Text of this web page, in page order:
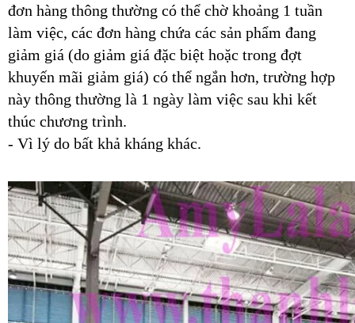
đơn hàng thông thường có thể chờ khoảng 1 tuần
làm việc, các đơn hàng chứa các sản phẩm đang
giảm giá (do giảm giá đặc biệt hoặc trong đợt
khuyến mãi giảm giá) có thể ngắn hơn, trường hợp
này thông thường là 1 ngày làm việc sau khi kết
thúc chương trình.
- Vì lý do bất khả kháng khác.